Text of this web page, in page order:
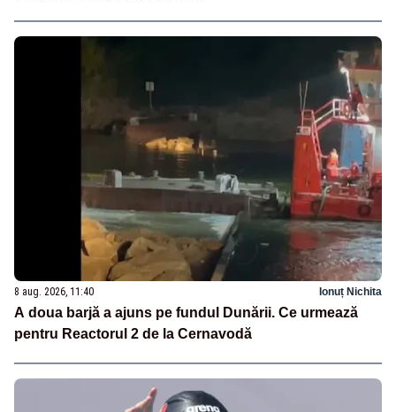
8 aug. 2026, 11:40 Ionuț Nichita
A doua barjă a ajuns pe fundul Dunării. Ce urmează
pentru Reactorul 2 de la Cernavodă